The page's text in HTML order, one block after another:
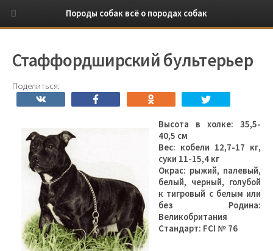
Стаффордширский бультерьер
Поделиться:
Высота в холке: 35,5-
40,5 см
Вес: кобели 12,7-17 кг,
суки 11-15,4 кг
Окрас: рыжий, палевый,
белый, черный, голубой
к тигровый с белым или
без Родина:
Великобритания
Стандарт: FCI № 76
Породы собак всё о породах собак